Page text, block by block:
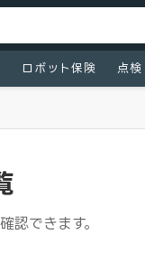
ロボット保険 点検
認できます。